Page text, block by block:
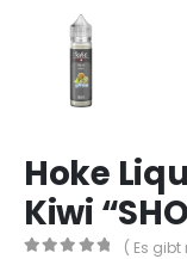
Hoke
Kiwi
( Es